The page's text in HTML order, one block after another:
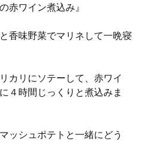
赤ワイン煮込み』
香味野菜でマリネして一晩寝
カリにソテーして、赤ワイ
４時間じっくりと煮込みま
ッシュポテトと一緒にどう